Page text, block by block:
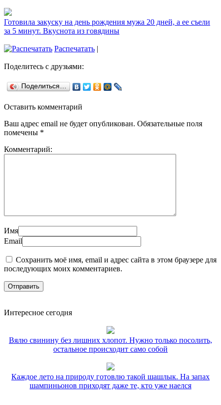
Готовила закуску на день рождения мужа 20 дней, а ее съели
за 5 минут. Вкуснота из говядины
Распечатать |
Поделитесь с друзьями:
Поделиться…
Оставить комментарий
Ваш адрес email не будет опубликован. Обязательные поля
помечены *
Комментарий:
Имя
Email
Сохранить моё имя, email и адрес сайта в этом браузере для
последующих моих комментариев.
Интересное сегодня
Вялю свинину без лишних хлопот. Нужно только посолить,
остальное происходит само собой
Каждое лето на природу готовлю такой шашлык. На запах
шампиньонов приходят даже те, кто уже наелся